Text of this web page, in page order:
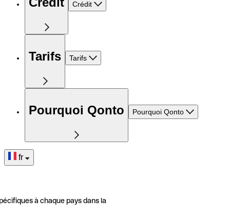
Crédit
Tarifs Tarifs
Pourquoi Qonto Pourquoi Qonto
fr
à chaque pays dans la